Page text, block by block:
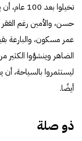
تخيلوا
حسن، والأمين رغم الفقر
عمر مسكون، والبارعة
الضاهر وينشؤوا الكثير
ليستثمروا بالسياحة، أن
أيضًا.
ذو صلة